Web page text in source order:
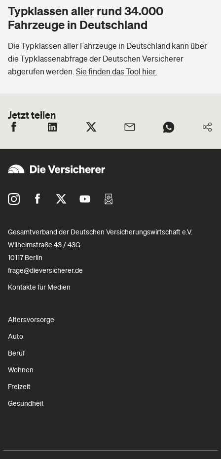
Typklassen aller rund 34.000
Fahrzeuge in Deutschland
Die Typklassen aller Fahrzeuge in Deutschland kann über
die Typklassenabfrage der Deutschen Versicherer
abgerufen werden. Sie finden das Tool hier.
Jetzt teilen
Gesamtverband der Deutschen Versicherungswirtschaft e.V.
Wilhelmstraße 43 / 43G
10117 Berlin
frage@dieversicherer.de
Kontakte für Medien
Altersvorsorge
Auto
Beruf
Wohnen
Freizeit
Gesundheit